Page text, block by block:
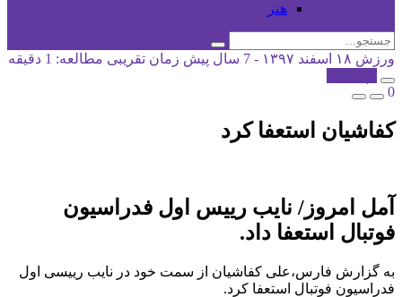
هنر
ورزش ۱۸ اسفند ۱۳۹۷ - 7 سال پیش
زمان تقریبی مطالعه: 1 دقیقه
0
کفاشیان استعفا کرد
آمل امروز/ نایب رییس اول فدراسیون
فوتبال استعفا داد.
به گزارش فارس،علی کفاشیان از سمت خود در نایب رییسی اول
فدراسیون فوتبال استعفا کرد.